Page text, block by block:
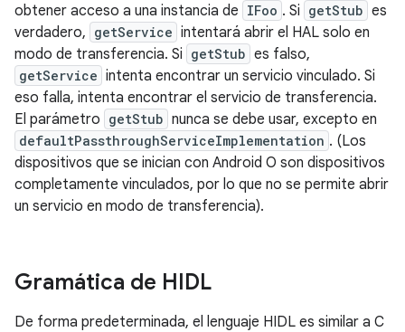
obtener acceso a una instancia de IFoo . Si getStub es
verdadero, getService intentará abrir el HAL solo en
modo de transferencia. Si getStub es falso,
getService intenta encontrar un servicio vinculado. Si
eso falla, intenta encontrar el servicio de transferencia.
El parámetro getStub nunca se debe usar, excepto en
defaultPassthroughServiceImplementation . (Los
dispositivos que se inician con Android O son dispositivos
completamente vinculados, por lo que no se permite abrir
un servicio en modo de transferencia).
Gramática de HIDL
De forma predeterminada, el lenguaje HIDL es similar a C